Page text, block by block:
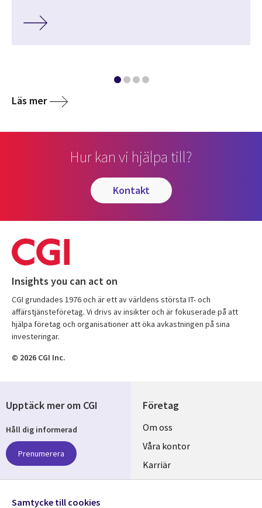
Läs mer
Hur kan vi hjälpa till?
kontakt
Insights you can act on
CGI grundades 1976 och är ett av världens största IT- och
affärstjänsteföretag. Vi drivs av insikter och är fokuserade på att
hjälpa företag och organisationer att öka avkastningen på sina
investeringar.
© 2026 CGI Inc.
Företag
Useful
links
SWEDEN
Om oss
Våra kontor
Karriär
Hållbarhet
Upptäck mer om CGI
Håll dig informerad
Prenumerera
Samtycke till cookies